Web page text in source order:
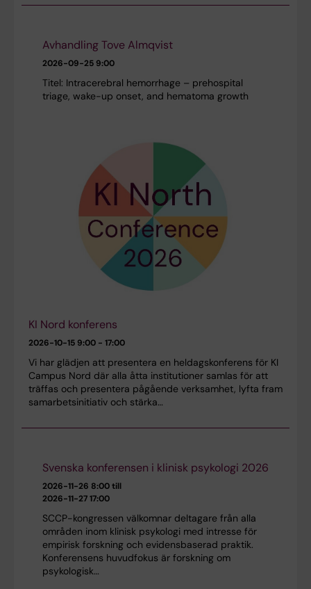
Avhandling Tove Almqvist
2026-09-25 9:00
Titel: Intracerebral hemorrhage – prehospital
triage, wake-up onset, and hematoma growth
KI Nord konferens
2026-10-15 9:00 - 17:00
Vi har glädjen att presentera en heldagskonferens för KI
Campus Nord där alla åtta institutioner samlas för att
träffas och presentera pågående verksamhet, lyfta fram
samarbetsinitiativ och stärka…
Svenska konferensen i klinisk psykologi 2026
2026-11-26 8:00 till
2026-11-27 17:00
SCCP-kongressen välkomnar deltagare från alla
områden inom klinisk psykologi med intresse för
empirisk forskning och evidensbaserad praktik.
Konferensens huvudfokus är forskning om
psykologisk…